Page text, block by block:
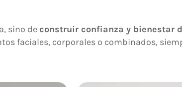
sino de construir confianza y bienestar
faciales, corporales o combinados,